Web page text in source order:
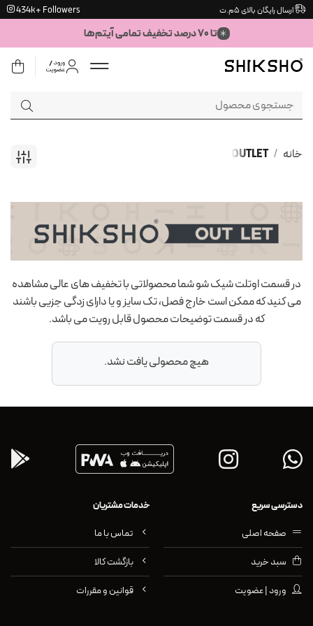
Skip
content
ارسال رایگان بالای ۵م.ت 434k+ Followers
تا ۷۰ درصد تخفیف تمامی آیتم‌ها
جستجو
برای:
خانه /
OUTLET
در قسمت اوتلت شیک شو شما محصولاتی با تخفیف های عالی مشاهده
می کنید که ممکن است خارج فصل، تک سایز و یا دارای زدگی جزیی باشند
که در قسمت توضیحات محصول قابل رویت می باشد.
هیچ محصولی یافت نشد.
دسترسی سریع
صفحه اصلی
سبد خرید
ورود | عضویت
خدمات مشتریان
تماس با ما
بازگشت کالا
قوانین و مقررات